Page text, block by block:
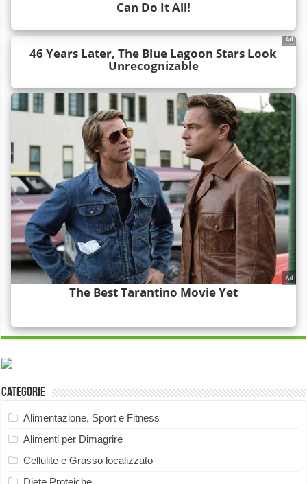
Categorie
Alimentazione, Sport e Fitness
Alimenti per Dimagrire
Cellulite e Grasso localizzato